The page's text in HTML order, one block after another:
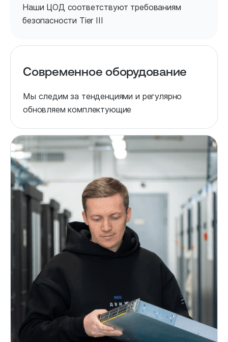
Наши ЦОД соответствуют требованиям
безопасности Tier III
Современное оборудование
Мы следим за тенденциями и регулярно
обновляем комплектующие